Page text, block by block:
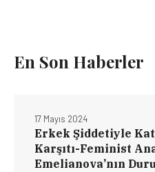
En Son Haberler
Erkek Şiddetiyle
Karşıtı-Feminist
Emelianova’nın
17 Mayıs 2024